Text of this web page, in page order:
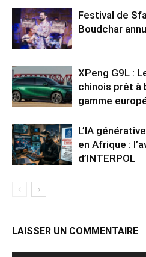
Festival de
Boudchar
XPeng G9L :
chinois prêt à
gamme
L’IA
en Afrique :
d’INTERPOL
LAISSER UN COMMENTAIRE